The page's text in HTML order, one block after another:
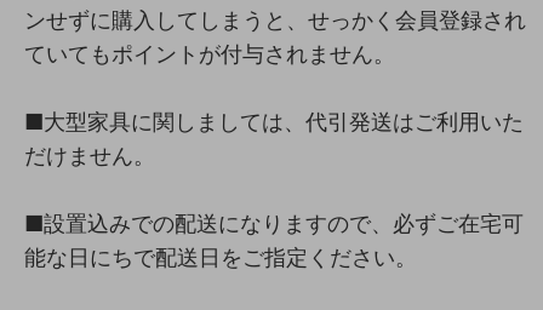
ンせずに購入してしまうと、せっかく会員登録され
ていてもポイントが付与されません。
■大型家具に関しましては、代引発送はご利用いた
だけません。
■設置込みでの配送になりますので、必ずご在宅可
能な日にちで配送日をご指定ください。